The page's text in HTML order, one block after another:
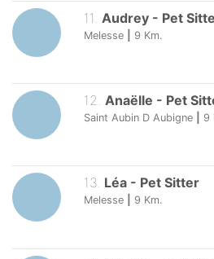
11 Audrey - Pet
Melesse 9 Km.
12. Anaëlle - Pet
Saint Aubin D Aubigne 9
13. Léa - Pet Sitter
Melesse 9 Km.